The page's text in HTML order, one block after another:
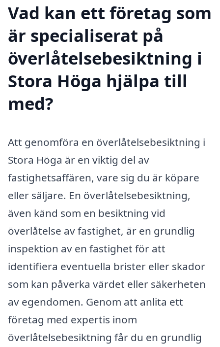
Vad kan ett företag som
är specialiserat på
överlåtelsebesiktning i
Stora Höga hjälpa till
med?
Att genomföra en överlåtelsebesiktning i
Stora Höga är en viktig del av
fastighetsaffären, vare sig du är köpare
eller säljare. En överlåtelsebesiktning,
även känd som en besiktning vid
överlåtelse av fastighet, är en grundlig
inspektion av en fastighet för att
identifiera eventuella brister eller skador
som kan påverka värdet eller säkerheten
av egendomen. Genom att anlita ett
företag med expertis inom
överlåtelsebesiktning får du en grundlig